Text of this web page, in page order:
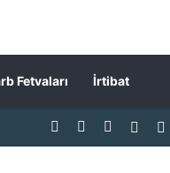
Fetvaları İrtibat
Facebook YouTube